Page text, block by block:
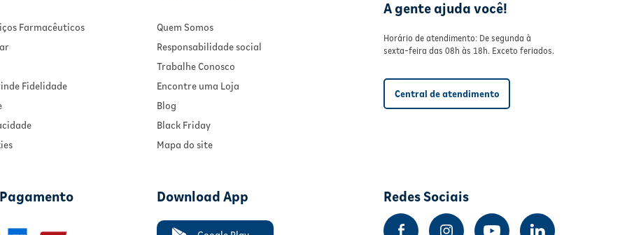
Farmacêuticos
Fidelidade
Quem Somos
Responsabilidade social
Trabalhe Conosco
Encontre uma Loja
Blog
Black Friday
Mapa do site
A gente ajuda você!
Horário de atendimento: De segunda à
sexta-feira das 08h às 18h. Exceto feriados.
Central de atendimento
Download App Redes Sociais